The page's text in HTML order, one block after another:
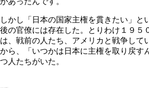
しかし「日本の国家主権を貫きたい」と
後の官僚には存在した。とりわけ１９５
は、戦前の人たち、アメリカと戦争して
から、「いつかは日本に主権を取り戻す
つ人たちがいた。